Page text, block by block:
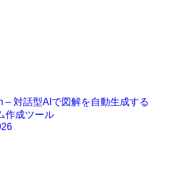
– 対話型AIで図解を自動生成する
作成ツール